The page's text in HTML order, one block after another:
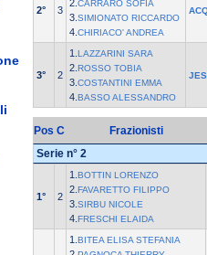
2° 3
2. CARRARO SOFIA
3. SIMIONATO RICCARDO
4. CHIRIACO' ANDREA
3° 2
1. LAZZARINI SARA
2. ROSSO TOBIA
3. COSTANTINI EMMA
4. BASSO ALESSANDRO
Pos C
Frazionisti
Serie n° 2
1° 2
1. BOTTIN LORENZO
2. FAVARETTO FILIPPO
3. SIRBU NICOLE
4. FRESCHI ELAIDA
1. BITEA ELISA STEFANIA